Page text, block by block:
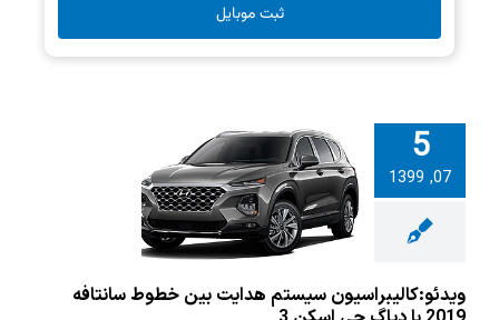
5
07, 1399
هدایت بین
خطوط سانتافه 2019
جی اسکن 3
ویدئو:کالیبراسیون سیستم هدایت بین خطوط سانتافه
ثبت موبایل